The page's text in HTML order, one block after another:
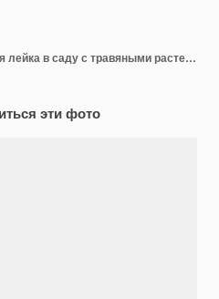
Мой сад Наружная серая лейка в саду с травяными растениями и цветами Крупный план садового инструмента на природе с цветком Зеленый естественный фон весной
эти фото